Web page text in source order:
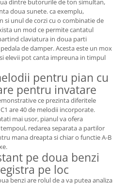
doua sunete. ca exemplu,
si unul de corzi cu o combinatie de
un mod ce permite cantatul
claviatura in doua parti
de damper. Acesta este un mox
elevii pot canta impreuna in timpul
pentru pian cu
pentru invatare
ce prezinta diferitele
are 40 de melodii incorporate.
mai usor, pianul va ofera
redarea separata a partilor
mana dreapta si chiar o functie A-B
pe doua benzi
pe loc
benzi are rolul de a va putea analiza